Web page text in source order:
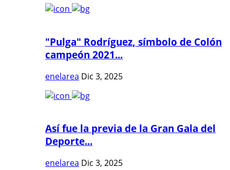
"Pulga" Rodríguez, símbolo de Colón
campeón 2021...
enelarea Dic 3, 2025
Así fue la previa de la Gran Gala del
Deporte...
enelarea Dic 3, 2025